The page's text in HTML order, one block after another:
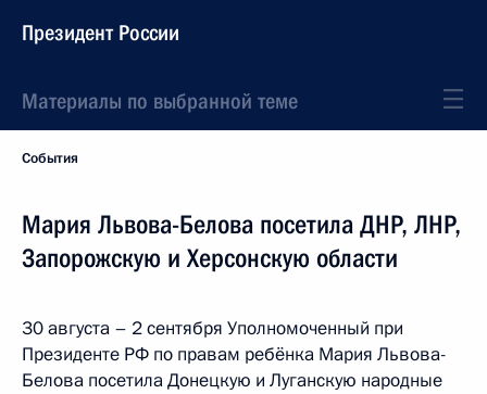
Президент России
Материалы по выбранной теме
События
Мария Львова-Белова посетила ДНР, ЛНР,
Запорожскую и Херсонскую области
30 августа – 2 сентября Уполномоченный при
Президенте РФ по правам ребёнка Мария Львова-
Белова посетила Донецкую и Луганскую народные